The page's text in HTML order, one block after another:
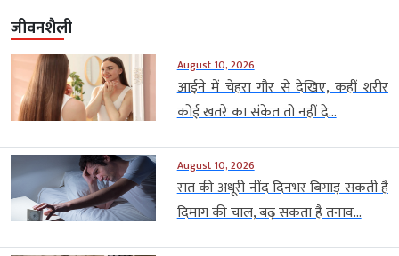
जीवनशैली
August 10, 2026
आईने में चेहरा गौर से देखिए, कहीं शरीर
कोई खतरे का संकेत तो नहीं दे...
August 10, 2026
रात की अधूरी नींद दिनभर बिगाड़ सकती है
दिमाग की चाल, बढ़ सकता है तनाव...